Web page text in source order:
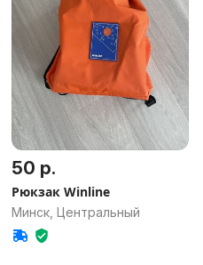
50 р.
Рюкзак Winline
Минск, Центральный